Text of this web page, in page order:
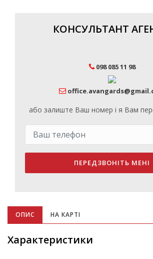
КОНСУЛЬТАНТ
098 085 11 98
або залиште Ваш номер і я Вам
ПЕРЕДЗВОНІТЬ МЕНІ
ОПИС НА КАРТІ
Характеристики